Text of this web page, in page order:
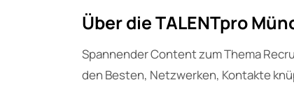
Über die TALENTpro
Spannender Content zum Thema
den Besten, Netzwerken, Kontakte